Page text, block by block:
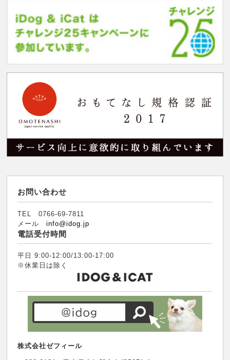
お問い合わせ
TEL 0766-69-7811
メールinfo@idog.jp
電話受付時間
平日 9:00-12:00/13:00-17:00
※休業日は除く
株式会社ゼフィール